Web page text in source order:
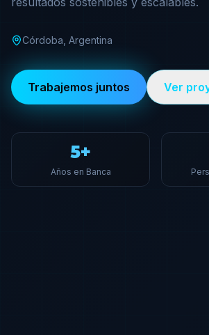
Córdoba, Argentina
Trabajemos juntos Ver
5+
Años en Banca